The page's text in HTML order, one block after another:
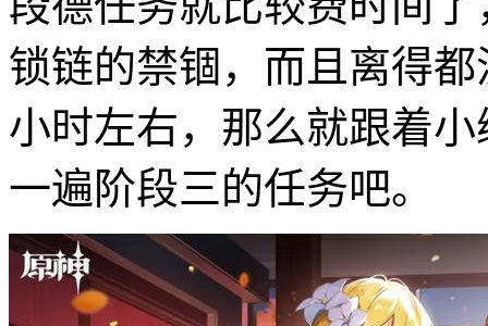
锁链的禁锢，而且离得
小时左右，那么就跟着
一遍阶段三的任务吧。